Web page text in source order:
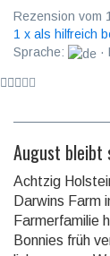
Rezension vom
1 x als hilfreich
Sprache:
·
August bleibt
Achtzig
Darwins Farm
Farmer­familie
Bonnies früh